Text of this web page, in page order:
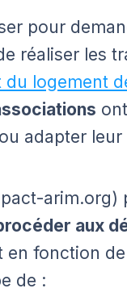
pour
réaliser les
du logement
adapter leur
arim.org)
aux
en fonction
de :